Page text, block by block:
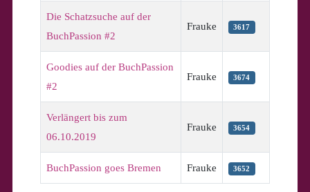
Die Schatzsuche auf der
BuchPassion #2
Frauke 3617
Goodies auf der BuchPassion
#2
Frauke 3674
Verlängert bis zum
06.10.2019
Frauke 3654
BuchPassion goes Bremen Frauke 3652